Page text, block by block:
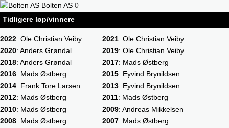
Bolten AS 0
Tidligere løp/vinnere
2022: Ole Christian Veiby 2021: Ole Christian Veiby
2020: Anders Grøndal 2019: Ole Christian Veiby
2018: Anders Grøndal 2017: Mads Østberg
2016: Mads Østberg 2015: Eyvind Brynildsen
2014: Frank Tore Larsen 2013: Eyvind Brynildsen
2012: Mads Østberg 2011: Mads Østberg
2010: Mads Østberg 2009: Andreas Mikkelsen
2008: Mads Østberg 2007: Mads Østberg